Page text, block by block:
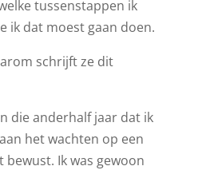
tussenstappen ik
ik dat moest gaan doen.
schrijft ze dit
die anderhalf jaar dat ik
het wachten op een
Ik was gewoon